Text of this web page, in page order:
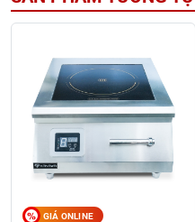
GIÁ ONLINE